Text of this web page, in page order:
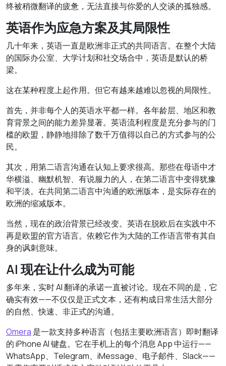
终被稍微翻译的疲惫，无法直接与你爱的人交谈的孤独感。
英语作为应急方案及其局限性
几十年来，英语一直是欧洲非正式的共同语言。在整个大陆
的国际办公室、大学计划和社交场合中，英语是默认的桥
梁。
这在某种程度上起作用。但它有越来越难以忽视的局限性。
首先，并非每个人的英语水平都一样。各年龄层、地区和教
育背景之间的能力差异显著。英语流利程度是充分参与的门
槛的欧盟，静静地排除了数千万值得以自己的方式参与的公
民。
其次，用第二语言沟通在认知上要求很高。那些在母语中才
华横溢、幽默机智、有说服力的人，在第二语言中变得犹豫
和平淡。在共同第二语言中沟通的欧洲版本，是实际存在的
欧洲的缩减版本。
当然，现在的政治背景已经改变。英语在脱欧后在实践中不
再是欧盟的官方语言。依赖它作为大陆的工作语言带有其自
身的讽刺意味。
AI 现在让什么成为可能
多年来，实时 AI 翻译的承诺一直被讨论。现在不同的是，它
确实有效——不仅仅是正式文本，还有构成日常生活大部分
的自然、快速、非正式的沟通。
Omera 是一款支持多种语言（包括主要欧洲语言）即时翻译
的 iPhone AI 键盘。它在手机上的每个消息 App 中运行——
WhatsApp、Telegram、iMessage、电子邮件、Slack——